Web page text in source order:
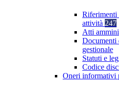
Riferimenti
attività 247
Atti
Documenti
gestionale
Statuti e
Codice
Oneri informativi